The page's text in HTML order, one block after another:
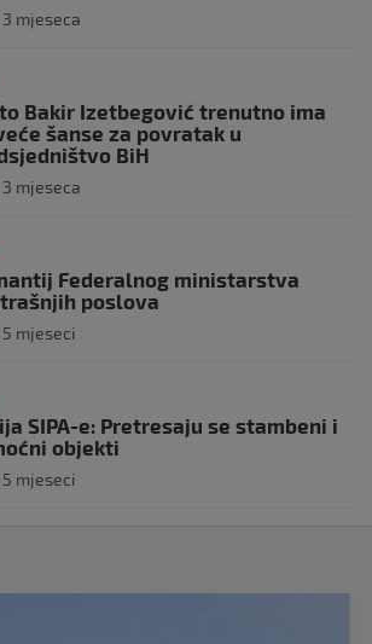
mjeseca
Bakir Izetbegović trenutno ima
šanse za povratak u
BiH
mjeseca
Federalnog ministarstva
poslova
mjeseci
SIPA-e: Pretresaju se stambeni i
objekti
mjeseci